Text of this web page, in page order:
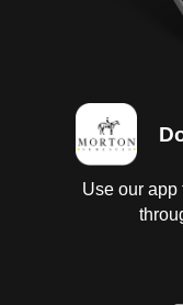
Use our app